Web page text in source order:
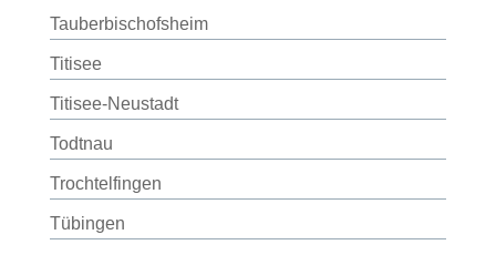
Tauberbischofsheim
Titisee
Titisee-Neustadt
Todtnau
Trochtelfingen
Tübingen